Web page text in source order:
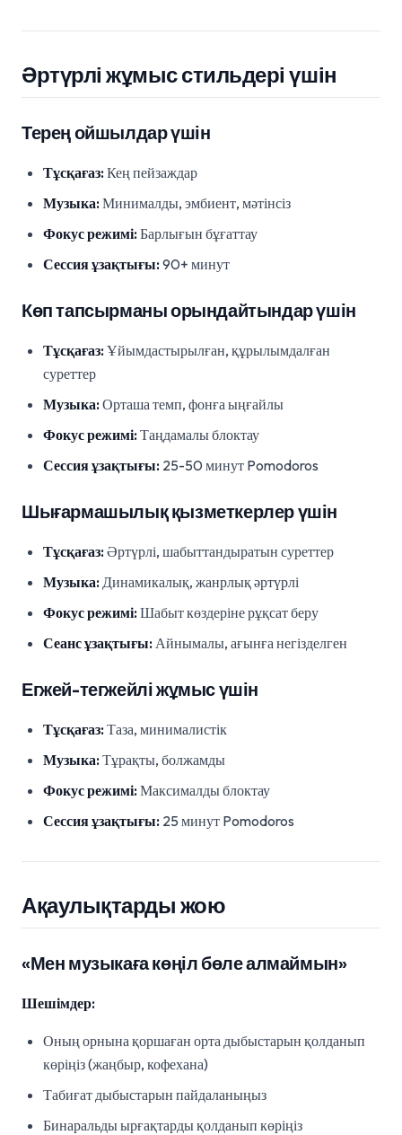
Әртүрлі жұмыс стильдері үшін
Терең ойшылдар үшін
Тұсқағаз:Кең пейзаждар
Музыка:Минималды, эмбиент, мәтінсіз
Фокус режимі:Барлығын бұғаттау
Сессия ұзақтығы:90+ минут
Көп тапсырманы орындайтындар үшін
Тұсқағаз:Ұйымдастырылған, құрылымдалған
суреттер
Музыка:Орташа темп, фонға ыңғайлы
Фокус режимі:Таңдамалы блоктау
Сессия ұзақтығы: 25-50 минут Pomodoros
Шығармашылық қызметкерлер үшін
Тұсқағаз:Әртүрлі, шабыттандыратын суреттер
Музыка:Динамикалық, жанрлық әртүрлі
Фокус режимі:Шабыт көздеріне рұқсат беру
Сеанс ұзақтығы:Айнымалы, ағынға негізделген
Егжей-тегжейлі жұмыс үшін
Тұсқағаз:Таза, минималистік
Музыка:Тұрақты, болжамды
Фокус режимі:Максималды блоктау
Сессия ұзақтығы: 25 минут Pomodoros
Ақаулықтарды жою
«Мен музыкаға көңіл бөле алмаймын»
Шешімдер:
Оның орнына қоршаған орта дыбыстарын қолданып
көріңіз (жаңбыр, кофехана)
Табиғат дыбыстарын пайдаланыңыз
Бинаральды ырғақтарды қолданып көріңіз